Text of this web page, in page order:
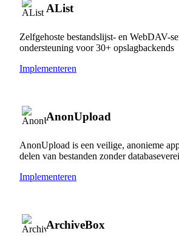
AList
Zelfgehoste bestandslijst- en WebDAV-
ondersteuning voor 30+ opslagbackends
Implementeren
AnonUpload
AnonUpload is een veilige, anonieme
delen van bestanden zonder
Implementeren
ArchiveBox